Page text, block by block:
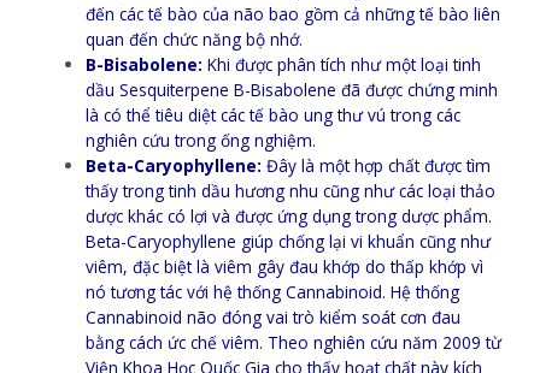
đến các tế bào của não bao gồm cả những tế bào liên
quan đến chức năng bộ nhớ.
B-Bisabolene: Khi được phân tích như một loại tinh
dầu Sesquiterpene B-Bisabolene đã được chứng minh
là có thể tiêu diệt các tế bào ung thư vú trong các
nghiên cứu trong ống nghiệm.
Beta-Caryophyllene: Đây là một hợp chất được tìm
thấy trong tinh dầu hương nhu cũng như các loại thảo
dược khác có lợi và được ứng dụng trong dược phẩm.
Beta-Caryophyllene giúp chống lại vi khuẩn cũng như
viêm, đặc biệt là viêm gây đau khớp do thấp khớp vì
nó tương tác với hệ thống Cannabinoid. Hệ thống
Cannabinoid não đóng vai trò kiểm soát cơn đau
bằng cách ức chế viêm. Theo nghiên cứu năm 2009 từ
Viện Khoa Học Quốc Gia cho thấy hoạt chất này kích